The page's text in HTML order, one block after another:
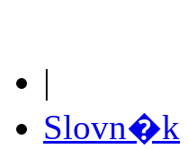
|
Slovn�k